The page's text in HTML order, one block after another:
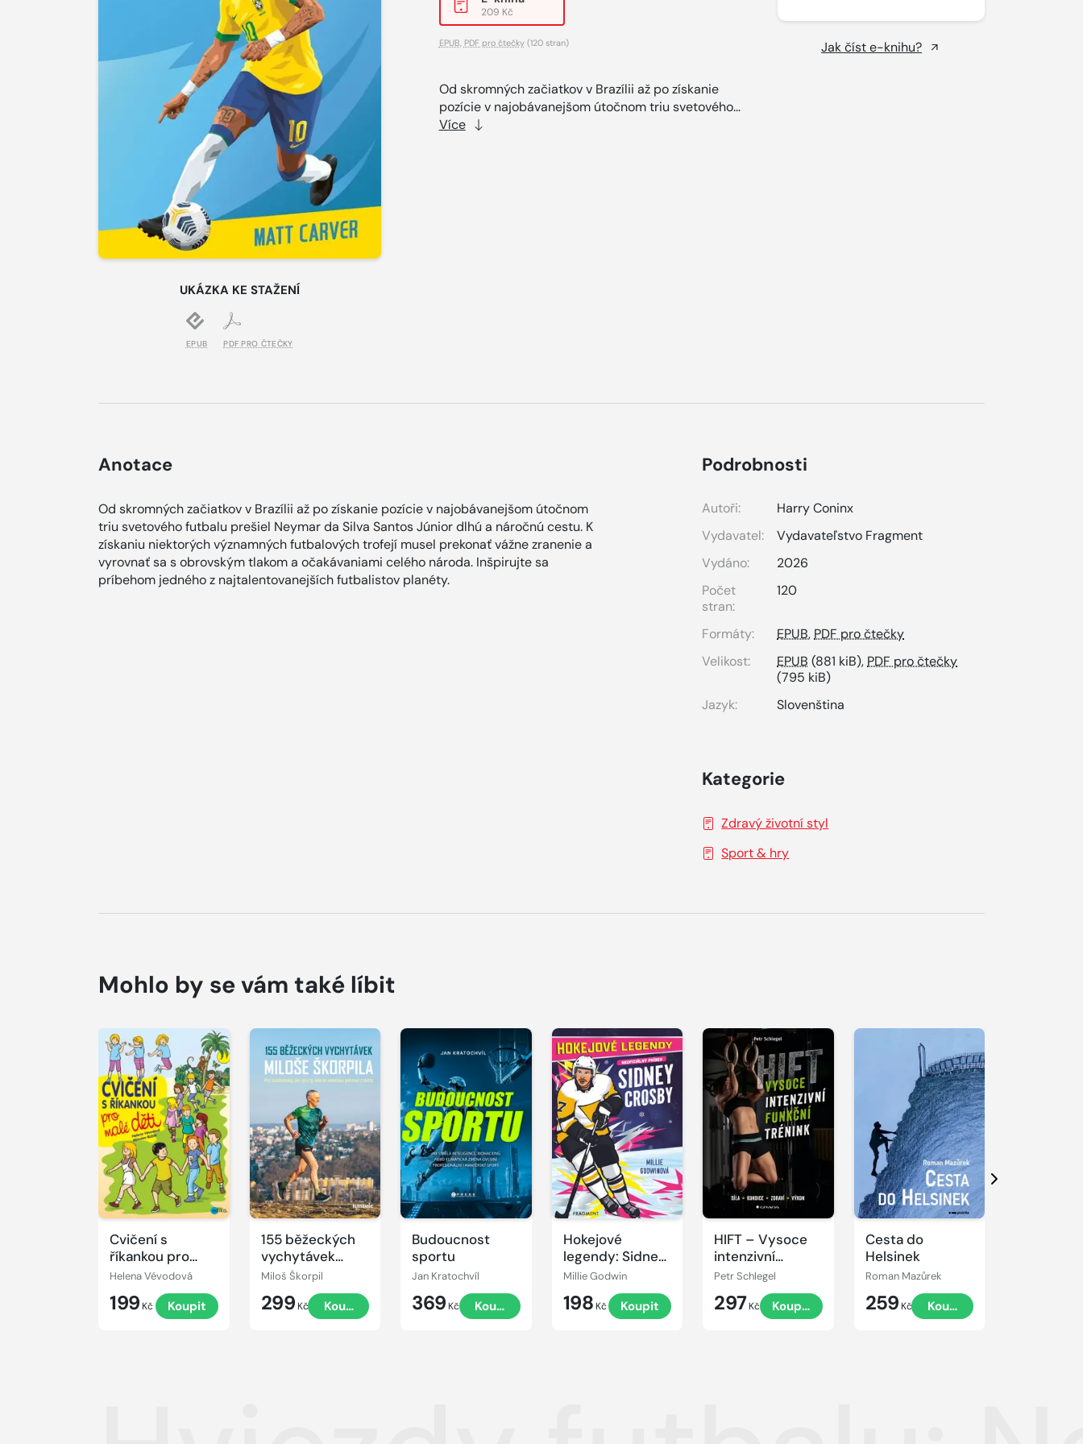
UKÁZKA KE STAŽENÍ
EPUB PDF PRO ČTEČKY
209 Kč
EPUB PDF pro čtečky(120 stran)
Od skromných začiatkov v Brazílii až po získanie
pozície v najobávanejšom útočnom triu svetového...
Více
Jak číst e-knihu?
Anotace
Od skromných začiatkov v Brazílii až po získanie pozície v najobávanejšom útočnom
triu svetového futbalu prešiel Neymar da Silva Santos Júnior dlhú a náročnú cestu. K
získaniu niektorých významných futbalových trofejí musel prekonať vážne zranenie a
vyrovnať sa s obrovským tlakom a očakávaniami celého národa. Inšpirujte sa
príbehom jedného z najtalentovanejších futbalistov planéty.
Podrobnosti
Autoři:
Harry Coninx
Vydavatel:
Vydavateľstvo Fragment
Vydáno:
2026
Počet
stran:
120
Formáty: EPUB, PDF pro čtečky
Velikost:
EPUB (881 kiB), PDF pro čtečky
(795 kiB)
Jazyk:
Slovenština
Kategorie
Zdravý životní styl
Sport & hry
Mohlo by se vám také líbit
Cvičení s
říkankou pro
malé děti
Helena Vévodová
199 Kč Koupit
155 běžeckých
vychytávek
Miloše Škorpila
Miloš Škorpil
299 Kč Koupit
Budoucnost
sportu
Jan Kratochvíl
369 Kč Koupit
Hokejové
legendy: Sidney
Crosby
Millie Godwin
198 Kč Koupit
HIFT – Vysoce
intenzivní
funkční trénink
Petr Schlegel
297Kč Koupit
Cesta do
Helsinek
Roman Mazůrek
259 Kč Koupit
Další